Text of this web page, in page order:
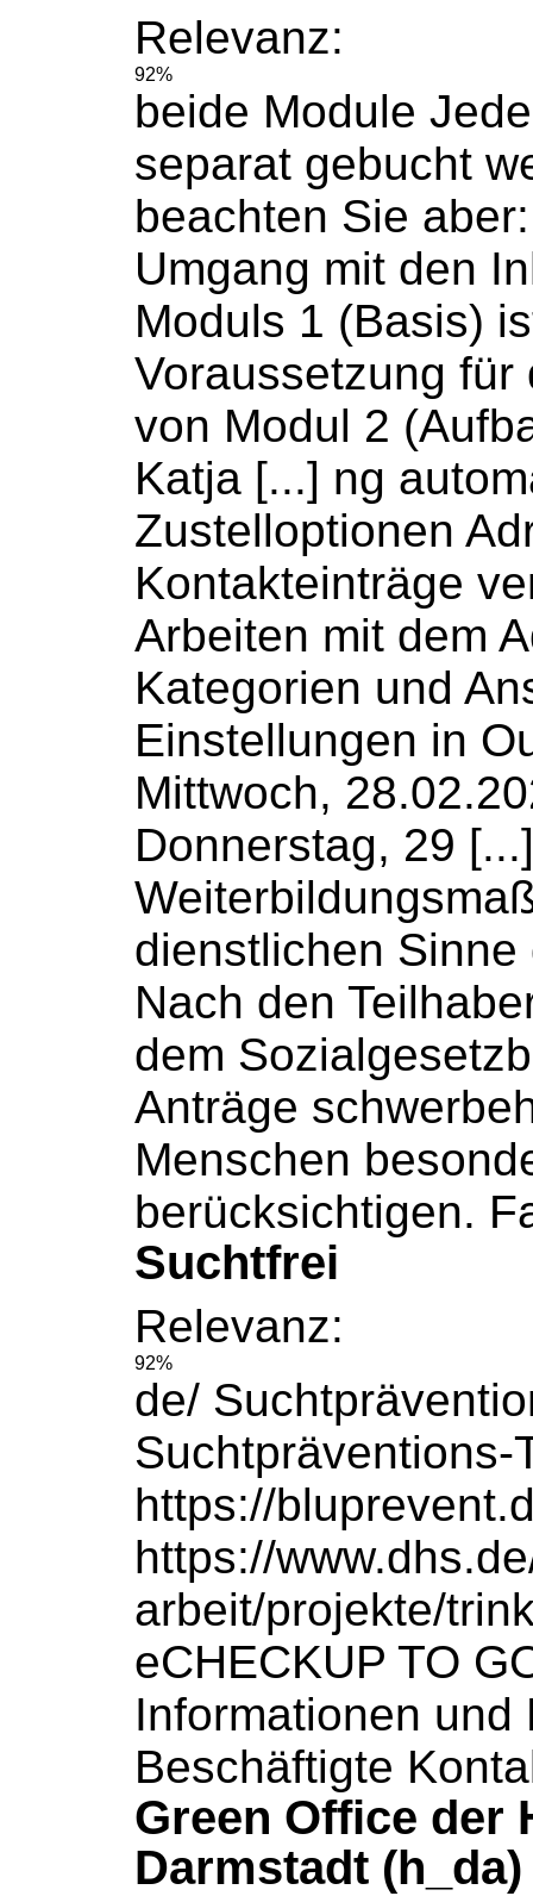
Relevanz:
92%
beide Module
separat gebucht
beachten Sie
Umgang mit den
Moduls 1 (Basis)
Voraussetzung
von Modul 2
Katja [...] ng
Zustelloptionen
Kontakteinträge
Arbeiten mit dem
Kategorien und
Einstellungen in
Mittwoch,
Donnerstag, 29
dienstlichen
Nach den
dem
Anträge
Menschen
berücksichtigen.
Suchtfrei
Relevanz:
92%
de/
Suchtpräventions-
https://
https://
arbeit/projekte/
eCHECKUP TO
Informationen und
Beschäftigte
Green Office der
Darmstadt (h_da)